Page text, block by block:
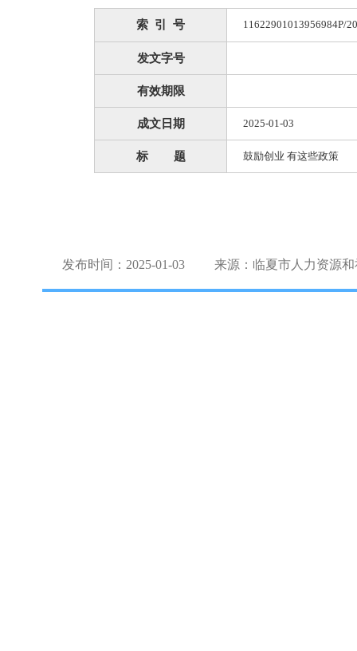
索 引 号 11622901013956984P/
发文字号
有效期限
成文日期 2025-01-03
标 题 鼓励创业 有这些政策
发布时间：2025-01-03 来源：临夏市人力资源